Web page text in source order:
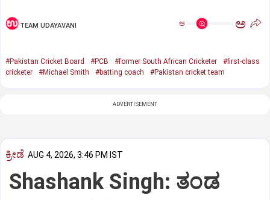
TEAM UDAYAVANI ಅ ಅ
#Pakistan Cricket Board #PCB #former South African Cricketer
#first-class
cricketer
#Michael Smith #batting coach #Pakistan cricket team
ADVERTISEMENT
ಕ್ರೀಡೆ AUG 4, 2026, 3:46 PM IST
Shashank Singh: ತಂಡ